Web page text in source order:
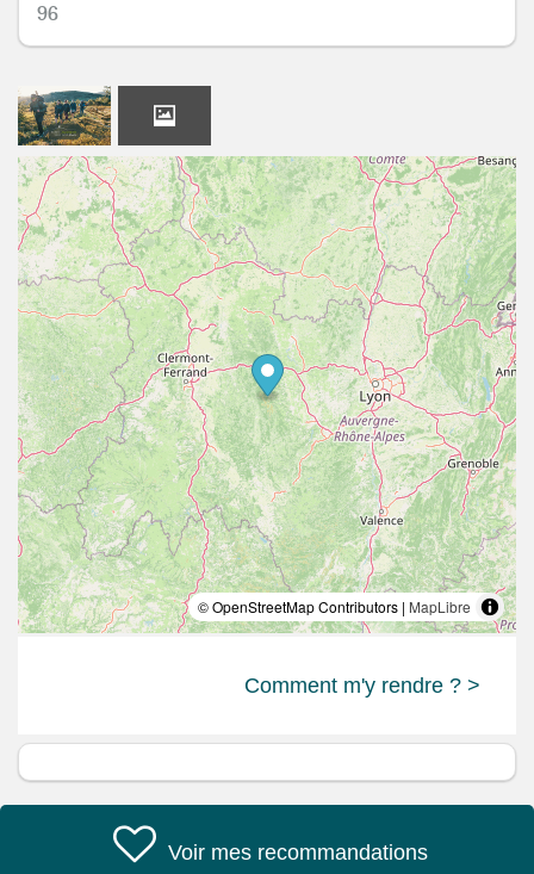
96
© OpenStreetMap Contributors | MapLibre
Comment m'y rendre ? >
Voir mes recommandations